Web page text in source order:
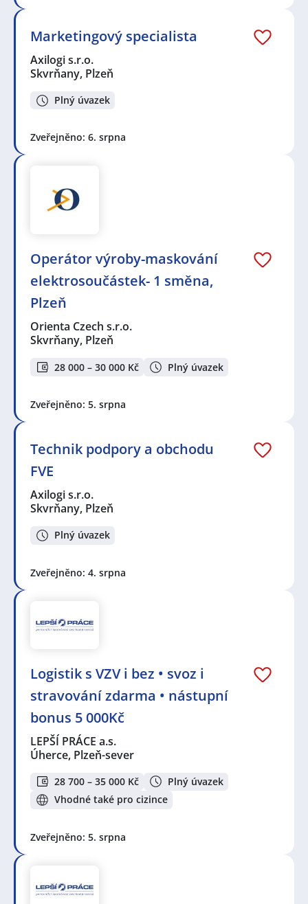
Marketingový specialista
Axilogi s.r.o.
Skvrňany, Plzeň
Plný úvazek
Zveřejněno: 6. srpna
Operátor výroby-maskování
elektrosoučástek- 1 směna,
Plzeň
Orienta Czech s.r.o.
Skvrňany, Plzeň
28 000 – 30 000 Kč Plný úvazek
Zveřejněno: 5. srpna
Technik podpory a obchodu
FVE
Axilogi s.r.o.
Skvrňany, Plzeň
Plný úvazek
Zveřejněno: 4. srpna
Logistik s VZV i bez • svoz i
stravování zdarma • nástupní
bonus 5 000Kč
LEPŠÍ PRÁCE a.s.
Úherce, Plzeň-sever
28 700 – 35 000 Kč
Plný úvazek
Vhodné také pro cizince
Zveřejněno: 5. srpna